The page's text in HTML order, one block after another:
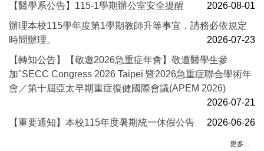
【醫學系公告】115-1學期辦公室安全提醒
2026-08-01
辦理本校115學年度第1學期教師升等事宜，請務必依規定
時間辦理。
2026-07-23
【轉知公告】【敬邀2026急重症年會】敬邀醫學生參
加"SECC Congress 2026 Taipei 暨2026急重症聯合學術年
會／第十屆亞太早期重症復健國際會議(APEM 2026)
2026-07-21
【重要通知】本校115年度暑期統一休假公告
2026-06-26
更多...